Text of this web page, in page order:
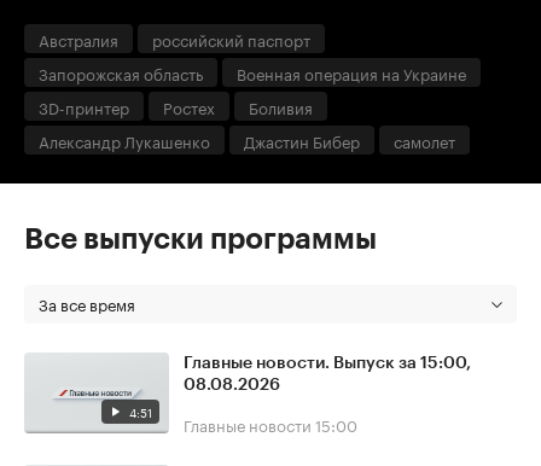
Австралия
российский паспорт
Запорожская область
Военная операция на Украине
3D-принтер
Ростех
Боливия
Александр Лукашенко
Джастин Бибер самолет
Все выпуски программы
За все время
4:51
Главные новости. Выпуск за 15:00,
08.08.2026
Главные новости 15:00